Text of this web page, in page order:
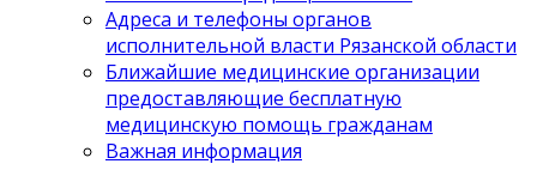
Адреса и телефоны органов
исполнительной власти Рязанской области
Ближайшие медицинские организации
предоставляющие бесплатную
медицинскую помощь гражданам
Важная информация